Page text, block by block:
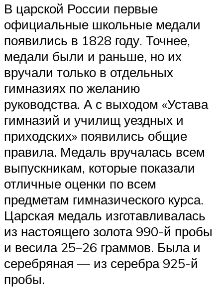
В царской России первые
официальные школьные медали
появились в 1828 году. Точнее,
медали были и раньше, но их
вручали только в отдельных
гимназиях по желанию
руководства. А с выходом «Устава
гимназий и училищ уездных и
приходских» появились общие
правила. Медаль вручалась всем
выпускникам, которые показали
отличные оценки по всем
предметам гимназического курса.
Царская медаль изготавливалась
из настоящего золота 990-й пробы
и весила 25–26 граммов. Была и
серебряная — из серебра 925-й
пробы.